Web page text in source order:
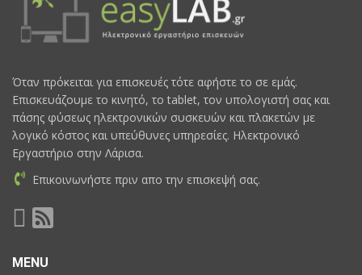
Όταν πρόκειται για επισκευές τότε αφήστε το σε εμάς.
Επισκευάζουμε το κινητό, το tablet, τον υπολογιστή σας και
πάσης φύσεως ηλεκτρονικών συσκευών και πλακετών με
λογικό κόστος και υπεύθυνες υπηρεσίες. Ηλεκτρονικό
Εργαστήριο στην Λάρισα.
Επικοινωνήστε πριν απο την επισκεψή σας.
MENU